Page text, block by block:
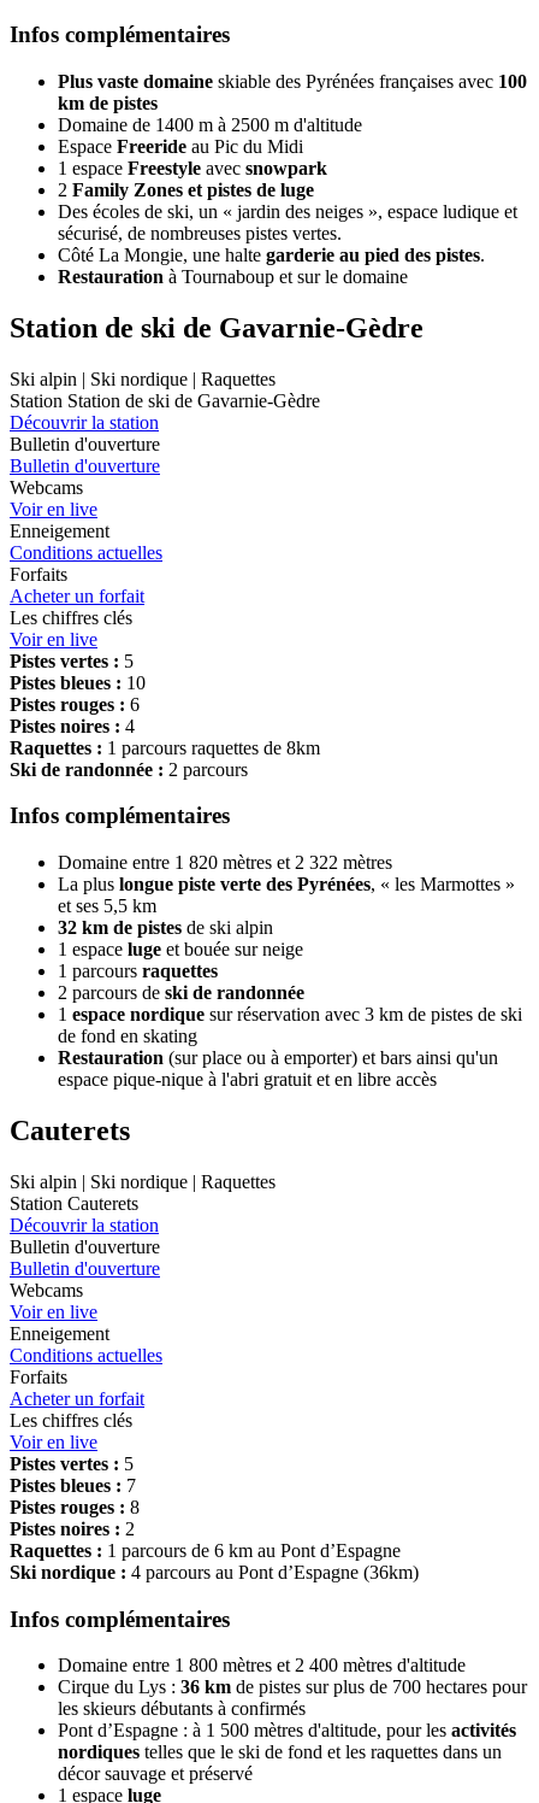
Infos complémentaires
Plus vaste domaine skiable des Pyrénées françaises avec 100
km de pistes
Domaine de 1400 m à 2500 m d'altitude
Espace Freeride au Pic du Midi
1 espace Freestyle avec snowpark
2 Family Zones et pistes de luge
Des écoles de ski, un « jardin des neiges », espace ludique et
sécurisé, de nombreuses pistes vertes.
Côté La Mongie, une halte garderie au pied des pistes.
Restauration à Tournaboup et sur le domaine
Station de ski de Gavarnie-Gèdre
Ski alpin | Ski nordique | Raquettes
Station Station de ski de Gavarnie-Gèdre
Découvrir la station
Bulletin d'ouverture
Bulletin d'ouverture
Webcams
Voir en live
Enneigement
Conditions actuelles
Forfaits
Acheter un forfait
Les chiffres clés
Voir en live
Pistes vertes : 5
Pistes bleues : 10
Pistes rouges : 6
Pistes noires : 4
Raquettes : 1 parcours raquettes de 8km
Ski de randonnée : 2 parcours
Infos complémentaires
Domaine entre 1 820 mètres et 2 322 mètres
La plus longue piste verte des Pyrénées, « les Marmottes »
et ses 5,5 km
32 km de pistes de ski alpin
1 espace luge et bouée sur neige
1 parcours raquettes
2 parcours de ski de randonnée
1 espace nordique sur réservation avec 3 km de pistes de ski
de fond en skating
Restauration (sur place ou à emporter) et bars ainsi qu'un
espace pique-nique à l'abri gratuit et en libre accès
Cauterets
Ski alpin | Ski nordique | Raquettes
Station Cauterets
Découvrir la station
Bulletin d'ouverture
Bulletin d'ouverture
Webcams
Voir en live
Enneigement
Conditions actuelles
Forfaits
Acheter un forfait
Les chiffres clés
Voir en live
Pistes vertes : 5
Pistes bleues : 7
Pistes rouges : 8
Pistes noires : 2
Raquettes : 1 parcours de 6 km au Pont d’Espagne
Ski nordique : 4 parcours au Pont d’Espagne (36km)
Infos complémentaires
Domaine entre 1 800 mètres et 2 400 mètres d'altitude
Cirque du Lys : 36 km de pistes sur plus de 700 hectares pour
les skieurs débutants à confirmés
Pont d’Espagne : à 1 500 mètres d'altitude, pour les activités
nordiques telles que le ski de fond et les raquettes dans un
décor sauvage et préservé
1 espace luge